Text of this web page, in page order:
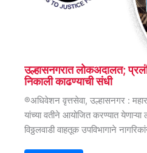
उल्हासनगरात लोकअदालत;
निकाली काढण्याची संधी
®अधिवेशन वृत्तसेवा, उल्हासनगर :
यांच्या वतीने आयोजित करण्यात येणाऱ्या
विठ्ठलवाडी वाहतूक उपविभागाने